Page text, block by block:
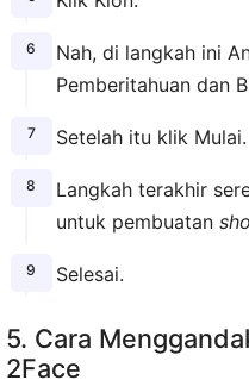
Nah, di langkah ini
Pemberitahuan dan
Setelah itu klik Mulai.
Langkah terakhir
untuk pembuatan
Selesai.
5. Cara
2Face